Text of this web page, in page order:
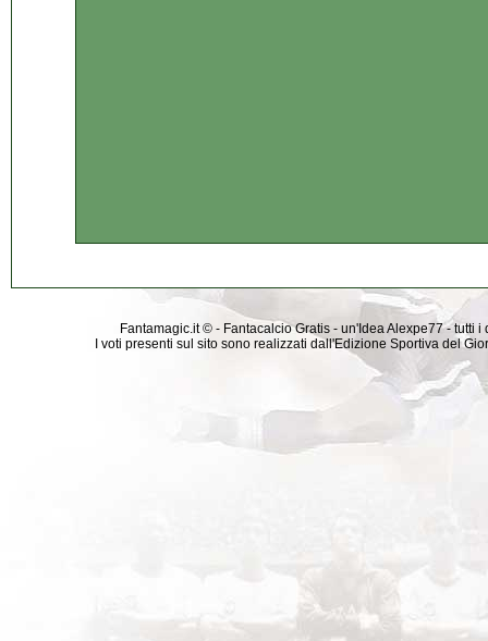
Fantamagic.it © - Fantacalcio Gratis - un'Idea Alexpe77 -
I voti presenti sul sito sono realizzati dall'Edizione Sportiva del